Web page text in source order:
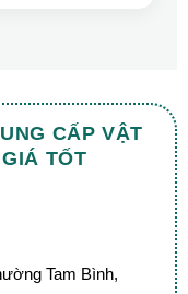
CẤP VẬT
TỐT
Tam Bình,